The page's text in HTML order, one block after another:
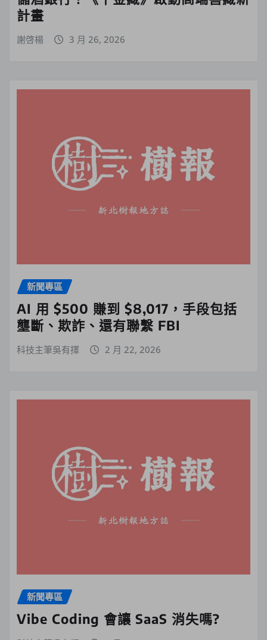
計畫
謝啓楊 3 月 26, 2026
新聞專區
AI 用 $500 賺到 $8,017，手段包括
壟斷、欺詐、還有聯繫 FBI
科技主筆吳有擇 2 月 22, 2026
新聞專區
Vibe Coding 會讓 SaaS 消失嗎?